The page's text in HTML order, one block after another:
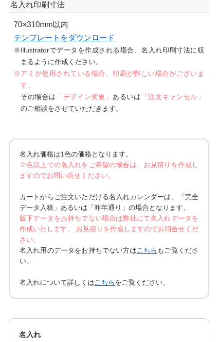
名入れ印刷寸法
70×310mm以内
テンプレートをダウンロード
※Illustratorでデータを作成される場合、名入れ印刷寸法に収
まるように作成ください。
※アミが使用されている場合、印刷が難しい場合がございま
す。
その場合は
「デザイン変更」あるいは 「注文キャンセル」
のご相談をさせていただきます。
名入れ価格は1色の価格となります。
２色以上での名入れをご希望の場合は、お見積りを作成し
ますのでお問い合せください。
カートからご注文いただける名入れカレンダーは、「完全
データ入稿」あるいは「昨年通り」の場合となります。
版下データをお持ちでない場合は弊社にて名入れデータを
作成いたします。 お見積りを作成しますのでお問合せくだ
さい。
名入れ用のデータをお持ちでない方はこちら もご覧くださ
い。
名入れについて詳しくはこちら をご覧ください。
名入れ